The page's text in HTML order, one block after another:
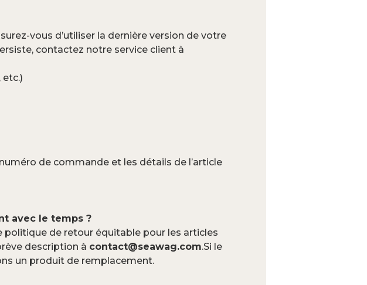
vous d’utiliser la dernière version de votre
contactez notre service client à
etc.)
de commande et les détails de l’article
avec le temps ?
de retour équitable pour les articles
description à contact@seawag.com.Si le
un produit de remplacement.